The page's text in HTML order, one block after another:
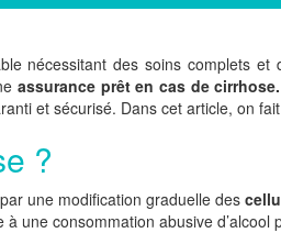
nécessitant des soins complets
assurance prêt en cas de cirrhose.
et sécurisé. Dans cet article, on
?
une modification graduelle des
à une consommation abusive